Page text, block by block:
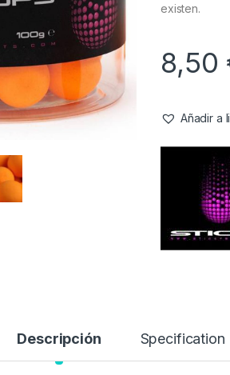
existen.
8,50
Añadir a
Descripción Specification